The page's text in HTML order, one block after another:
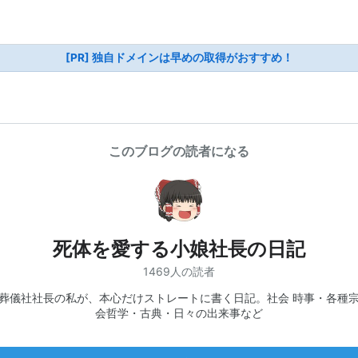
[PR] 独自ドメインは早めの取得がおすすめ！
このブログの読者になる
死体を愛する小娘社長の日記
1469人の読者
儀社社長の私が、本心だけストレートに書く日記。社会 時事・各種
会哲学・古典・日々の出来事など